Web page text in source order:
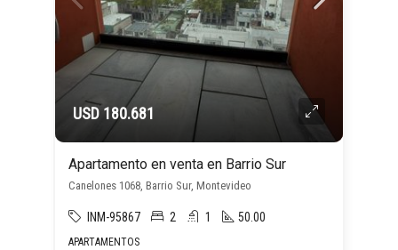
USD 180.681
Apartamento en venta en Barrio Sur
Canelones 1068, Barrio Sur, Montevideo
INM-95867 2 1 50.00
APARTAMENTOS